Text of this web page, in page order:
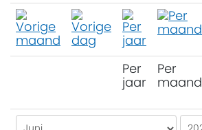
Per
jaar
Per
maand